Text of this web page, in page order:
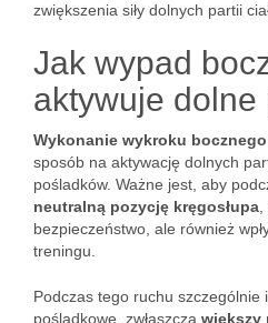
zwiększenia siły dolnych partii
Jak wypad
aktywuje dolne
Wykonanie wykroku
sposób na aktywację dolnych
pośladków. Ważne jest, aby
neutralną pozycję kręgosłupa
bezpieczeństwo, ale również
treningu.
Podczas tego ruchu szczególnie
pośladkowe, zwłaszcza większy